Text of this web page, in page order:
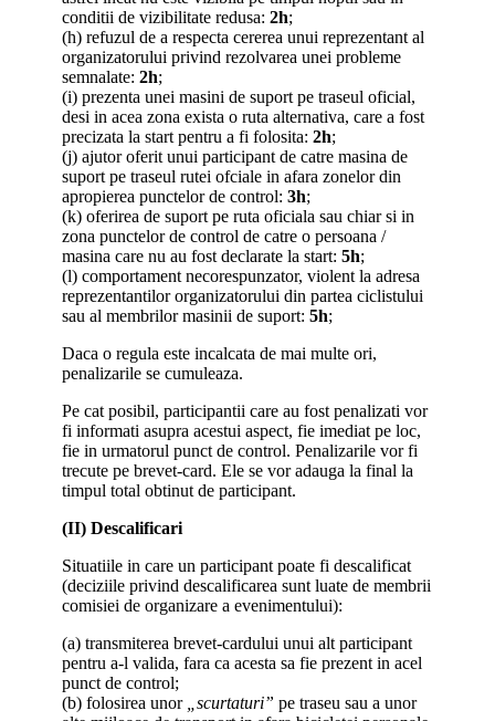
conditii de vizibilitate redusa: 2h;
(h) refuzul de a respecta cererea unui reprezentant al
organizatorului privind rezolvarea unei probleme
semnalate: 2h;
(i) prezenta unei masini de suport pe traseul oficial,
desi in acea zona exista o ruta alternativa, care a fost
precizata la start pentru a fi folosita: 2h;
(j) ajutor oferit unui participant de catre masina de
suport pe traseul rutei ofciale in afara zonelor din
apropierea punctelor de control: 3h;
(k) oferirea de suport pe ruta oficiala sau chiar si in
zona punctelor de control de catre o persoana /
masina care nu au fost declarate la start: 5h;
(l) comportament necorespunzator, violent la adresa
reprezentantilor organizatorului din partea ciclistului
sau al membrilor masinii de suport: 5h;
Daca o regula este incalcata de mai multe ori,
penalizarile se cumuleaza.
Pe cat posibil, participantii care au fost penalizati vor
fi informati asupra acestui aspect, fie imediat pe loc,
fie in urmatorul punct de control. Penalizarile vor fi
trecute pe brevet-card. Ele se vor adauga la final la
timpul total obtinut de participant.
(II) Descalificari
Situatiile in care un participant poate fi descalificat
(deciziile privind descalificarea sunt luate de membrii
comisiei de organizare a evenimentului):
(a) transmiterea brevet-cardului unui alt participant
pentru a-l valida, fara ca acesta sa fie prezent in acel
punct de control;
(b) folosirea unor
„scurtaturi” pe traseu sau a unor